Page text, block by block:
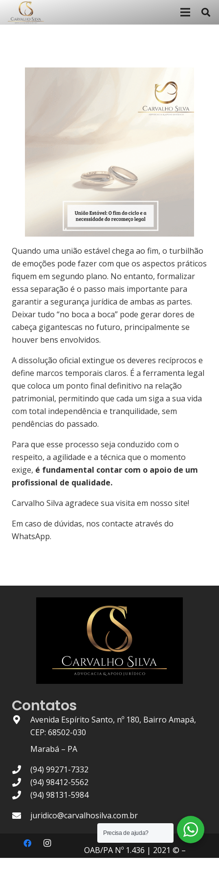
Quando uma união estável chega ao fim, o turbilhão
de emoções pode fazer com que os aspectos práticos
fiquem em segundo plano. No entanto, formalizar
essa separação é o passo mais importante para
garantir a segurança jurídica de ambas as partes.
Deixar tudo “no boca a boca” pode gerar dores de
cabeça gigantescas no futuro, principalmente se
houver bens envolvidos.
A dissolução oficial extingue os deveres recíprocos e
define marcos temporais claros. É a ferramenta legal
que coloca um ponto final definitivo na relação
patrimonial, permitindo que cada um siga a sua vida
com total independência e tranquilidade, sem
pendências do passado.
Para que esse processo seja conduzido com o
respeito, a agilidade e a técnica que o momento
exige, é fundamental contar com o apoio de um
profissional de qualidade.
Carvalho Silva agradece sua visita em nosso site!
Em caso de dúvidas, nos contacte através do
WhatsApp.
Contatos
Avenida Espírito Santo, nº 180, Bairro Amapá,
CEP: 68502-030
Marabá – PA
(94) 99271-7332
(94) 98412-5562
(94) 98131-5984
juridico@carvalhosilva.com.br
OAB/PA Nº 1.436 | 2021 © –
Precisa de ajuda?